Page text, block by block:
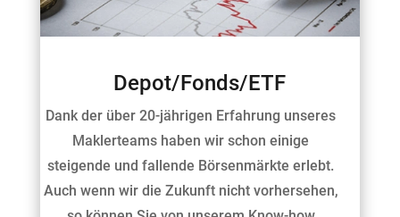
Depot/Fonds/ETF
Dank der über 20-jährigen Erfahrung unseres
Maklerteams haben wir schon einige
steigende und fallende Börsenmärkte erlebt.
Auch wenn wir die Zukunft nicht vorhersehen,